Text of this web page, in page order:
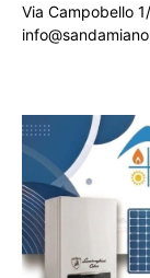
Via Campobello